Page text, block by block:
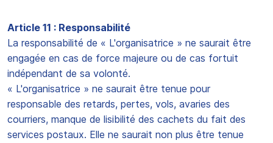
Article 11 : Responsabilité
La responsabilité de « L'organisatrice » ne saurait être
engagée en cas de force majeure ou de cas fortuit
indépendant de sa volonté.
« L'organisatrice » ne saurait être tenue pour
responsable des retards, pertes, vols, avaries des
courriers, manque de lisibilité des cachets du fait des
services postaux. Elle ne saurait non plus être tenue